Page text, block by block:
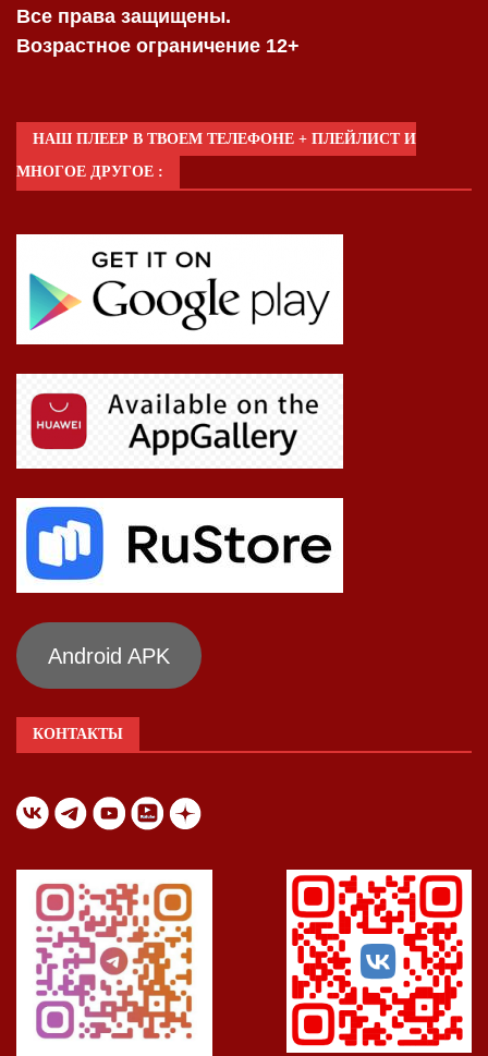
Все права защищены.
Возрастное ограничение 12+
НАШ ПЛЕЕР В ТВОЕМ ТЕЛЕФОНЕ + ПЛЕЙЛИСТ И
МНОГОЕ ДРУГОЕ :
Android APK
КОНТАКТЫ